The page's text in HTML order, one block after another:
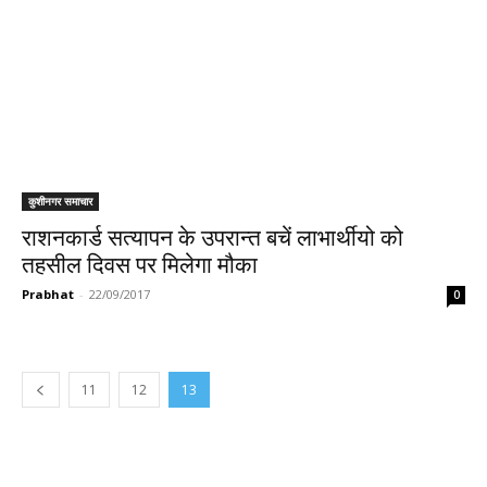
कुशीनगर समाचार
राशनकार्ड सत्यापन के उपरान्त बचें लाभार्थीयो को
तहसील दिवस पर मिलेगा मौका
Prabhat - 22/09/2017 0
11 12 13